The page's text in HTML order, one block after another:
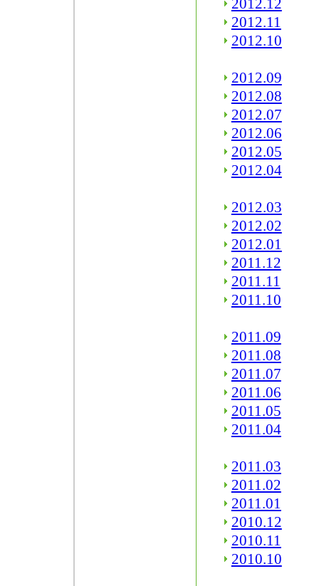
2012.12
2012.11
2012.10
2012.09
2012.08
2012.07
2012.06
2012.05
2012.04
2012.03
2012.02
2012.01
2011.12
2011.11
2011.10
2011.09
2011.08
2011.07
2011.06
2011.05
2011.04
2011.03
2011.02
2011.01
2010.12
2010.11
2010.10